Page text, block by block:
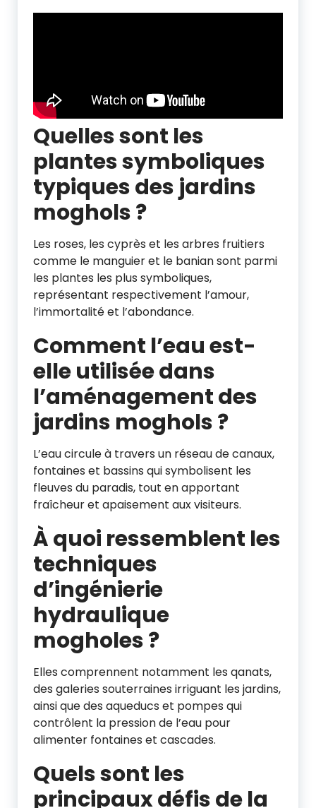
Quelles sont les
plantes symboliques
typiques des jardins
moghols ?
Les roses, les cyprès et les arbres fruitiers
comme le manguier et le banian sont parmi
les plantes les plus symboliques,
représentant respectivement l’amour,
l’immortalité et l’abondance.
Comment l’eau est-
elle utilisée dans
l’aménagement des
jardins moghols ?
L’eau circule à travers un réseau de canaux,
fontaines et bassins qui symbolisent les
fleuves du paradis, tout en apportant
fraîcheur et apaisement aux visiteurs.
À quoi ressemblent les
techniques
d’ingénierie
hydraulique
mogholes ?
Elles comprennent notamment les qanats,
des galeries souterraines irriguant les jardins,
ainsi que des aqueducs et pompes qui
contrôlent la pression de l’eau pour
alimenter fontaines et cascades.
Quels sont les
principaux défis de la